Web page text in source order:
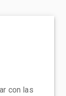
con las